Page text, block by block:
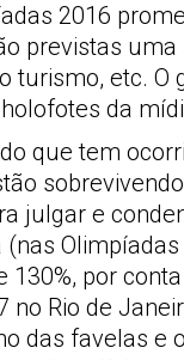
2016
previstas
turismo, etc. O
da
que tem
julgar e
(nas
130%, por
no Rio de
das favelas e